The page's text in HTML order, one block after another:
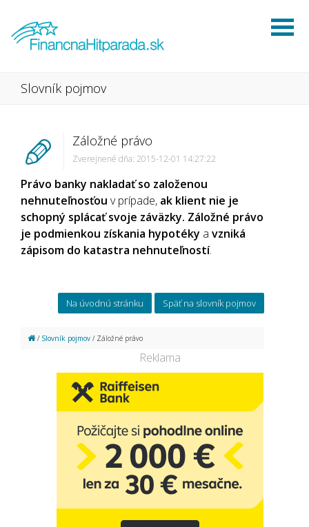
Slovník pojmov
Záložné právo
Zverejnené dňa: 2015-12-01 14:27:22
Právo banky nakladať so založenou
nehnuteľnosťou v prípade, ak klient nie je
schopný splácať svoje záväzky. Záložné právo
je podmienkou získania hypotéky a vzniká
zápisom do katastra nehnuteľností.
Na úvodnú stránku Späť na slovník pojmov
/ Slovník pojmov / Záložné právo
Reklama